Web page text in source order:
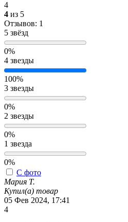
4
4 из 5
Отзывов: 1
5 звёзд
0%
4 звезды
100%
3 звезды
0%
2 звезды
0%
1 звезда
0%
С фото
Мария Т.
Купил(а) товар
05 Фев 2024, 17:41
4